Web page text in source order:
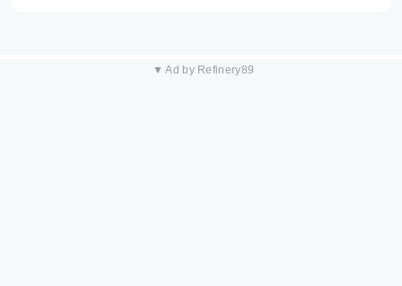
▼ Ad by Refinery89